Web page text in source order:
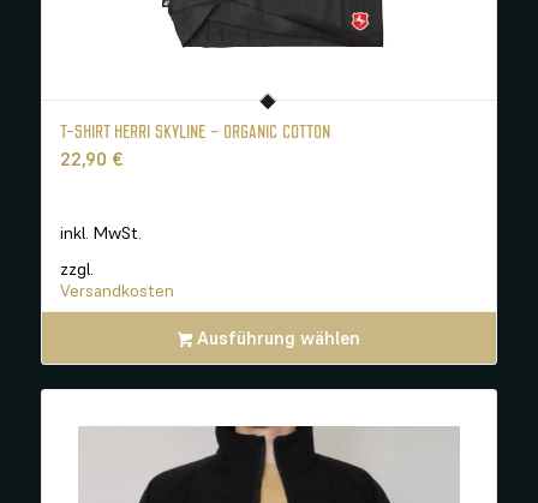
T-SHIRT HERRI SKYLINE – ORGANIC COTTON
22,90 €
inkl. MwSt.
zzgl.
Versandkosten
Ausführung wählen